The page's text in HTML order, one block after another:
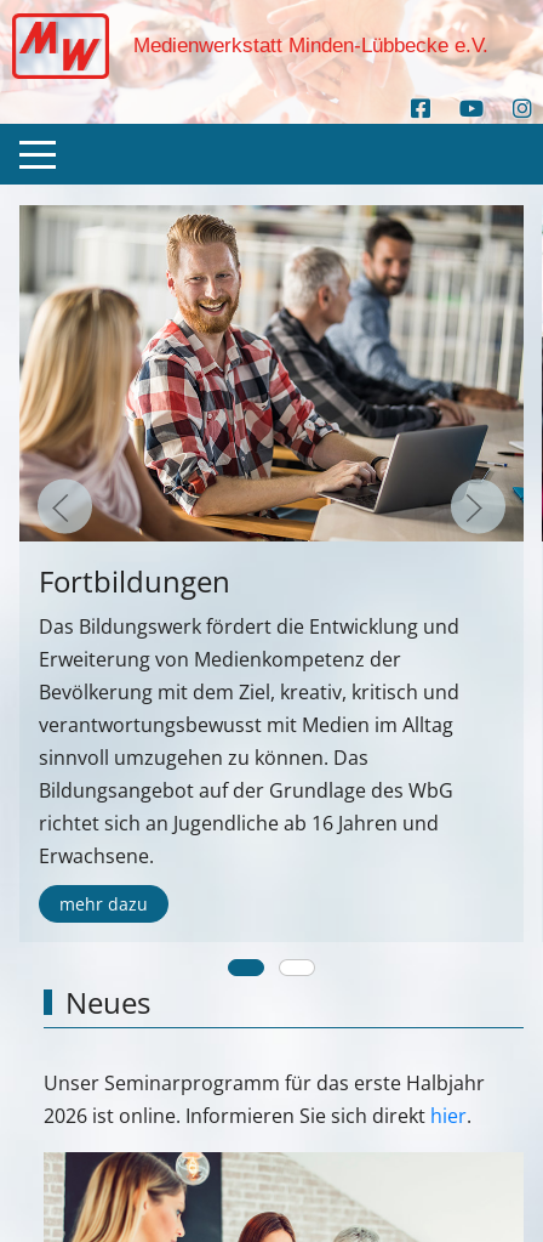
Medienwerkstatt Minden-Lübbecke e.V.
Fortbildungen
Das Bildungswerk fördert die Entwicklung und
Erweiterung von Medienkompetenz der
Bevölkerung mit dem Ziel, kreativ, kritisch und
verantwortungsbewusst mit Medien im Alltag
sinnvoll umzugehen zu können. Das
Bildungsangebot auf der Grundlage des WbG
richtet sich an Jugendliche ab 16 Jahren und
Erwachsene.
mehr dazu
Neues
Unser Seminarprogramm für das erste Halbjahr
2026 ist online. Informieren Sie sich direkt hier.